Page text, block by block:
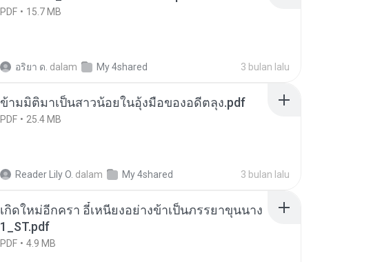
PDF 15.7 MB
อริยา ด. dalam My 4shared 3 bulan lalu
ข้ามมิติมาเป็นสาวน้อยในอุ้งมือของอดีตลุง.pdf
PDF 25.4 MB
Reader Lily O. dalam My 4shared 3 bulan lalu
เกิดใหม่อีกครา อี๋เหนียงอย่างข้าเป็นภรรยาขุนนาง
1_ST.pdf
PDF 4.9 MB